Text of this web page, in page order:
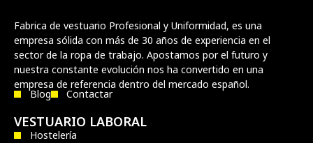
Fabrica de vestuario Profesional y Uniformidad, es una
empresa sólida con más de 30 años de experiencia en el
sector de la ropa de trabajo. Apostamos por el futuro y
nuestra constante evolución nos ha convertido en una
empresa de referencia dentro del mercado español.
Blog Contactar
VESTUARIO LABORAL
Hostelería